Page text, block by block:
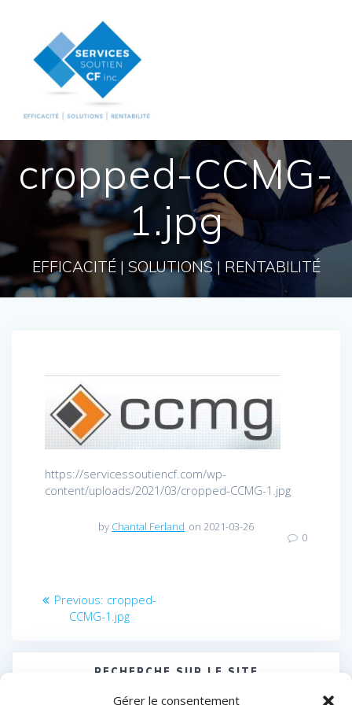
Gérer le consentement
cropped-CCMG-
1.jpg
EFFICACITÉ | SOLUTIONS | RENTABILITÉ
https://servicessoutiencf.com/wp-
content/uploads/2021/03/cropped-CCMG-1.jpg
by Chantal Ferland on 2021-03-26
0
Navigation
Previous: Previous
post:
cropped-
CCMG-1.jpg
RECHERCHE SUR LE SITE
Search